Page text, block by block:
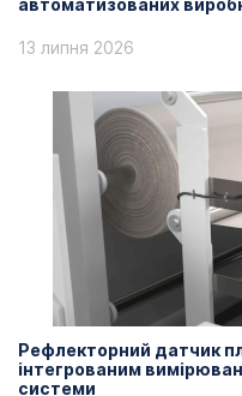
автоматизованих
13 липня 2026
Рефлекторний датчик
інтегрованим
системи